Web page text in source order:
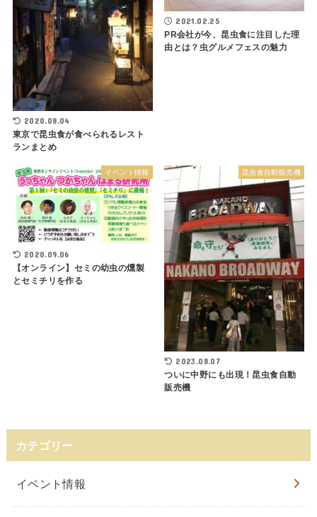
2020.08.04
東京で昆虫食が食べられるレスト
ランまとめ
2021.02.25
PR会社が今、昆虫食に注目した理
由とは？虫グルメフェスの魅力
イベント情報
2020.09.06
【オンライン】セミの幼虫の燻製
とセミチリを作る
昆虫食自動販売機
2023.08.07
ついに中野にも出現！昆虫食自動
販売機
カテゴリー
イベント情報